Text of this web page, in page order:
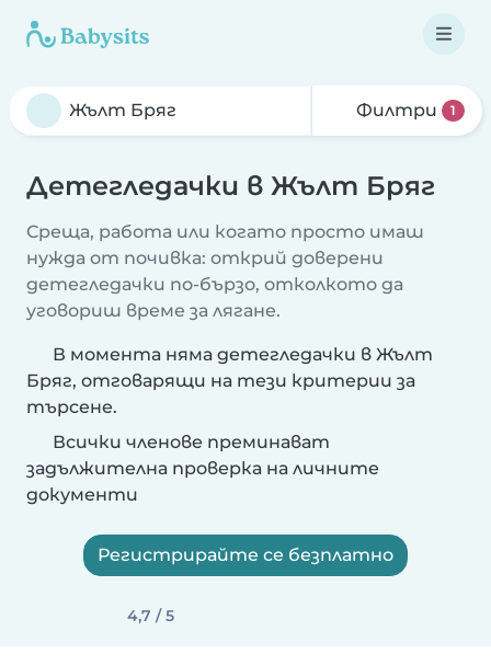
Филтри 1
Детегледачки в Жълт Бряг
Среща, работа или когато просто имаш
нужда от почивка: открий доверени
детегледачки по-бързо, отколкото да
уговориш време за лягане.
В момента няма детегледачки в Жълт
Бряг, отговарящи на тези критерии за
търсене.
Всички членове преминават
задължителна проверка на личните
документи
Регистрирайте се безплатно
4,7 / 5